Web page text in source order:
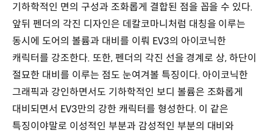
기하학적인 면의 구성과 조화롭게 결합된 점을 꼽을 수 있다.
앞뒤 펜더의 각진 디자인은 데칼코마니처럼 대칭을 이루는
동시에 도어의 볼륨과 대비를 이뤄 EV3의 아이코닉한
캐릭터를 강조한다. 또한, 펜더의 각진 선을 경계로 상, 하단이
절묘한 대비를 이루는 점도 눈여겨볼 특징이다. 아이코닉한
그래픽과 강인하면서도 기하학적인 보디 볼륨은 조화롭게
대비되면서 EV3만의 강한 캐릭터를 형성한다. 이 같은
특징이야말로 이성적인 부분과 감성적인 부분의 대비와